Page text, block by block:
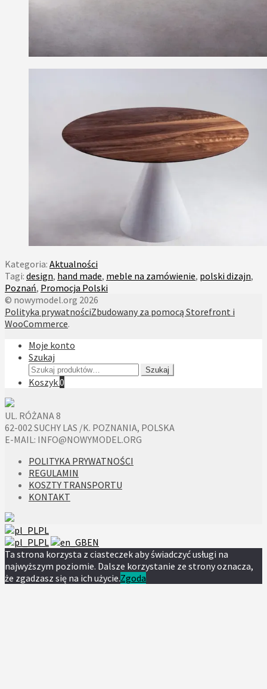
Kategoria: Aktualności
Tagi: design, hand made, meble na zamówienie, polski dizajn,
Poznań, Promocja Polski
© nowymodel.org 2026
Polityka prywatnościZbudowany za pomocą Storefront i
WooCommerce.
Moje konto
Szukaj
Szukaj:
Szukaj
Koszyk0
UL. RÓŻANA 8
62-002 SUCHY LAS /K. POZNANIA, POLSKA
E-MAIL: INFO@NOWYMODEL.ORG
POLITYKA PRYWATNOŚCI
REGULAMIN
KOSZTY TRANSPORTU
KONTAKT
PL
PL
EN
Ta strona korzysta z ciasteczek aby świadczyć usługi na
najwyższym poziomie. Dalsze korzystanie ze strony oznacza,
że zgadzasz się na ich użycie.Zgoda